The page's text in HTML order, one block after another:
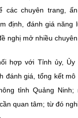
các chuyên trang,
định, đánh giá năng
nghị mở nhiều chuyên
hợp với Tỉnh ủy, Ủy
đánh giá, tổng kết
tỉnh Quảng
quan tâm; từ đó